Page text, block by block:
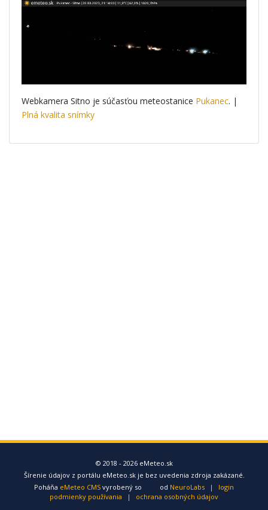
Webkamera Sitno je súčasťou meteostanice Pukanec. |
Plná kvalita snímky
© 2018 - 2026 eMeteo.sk
Šírenie údajov z portálu eMeteo.sk je bez uvedenia zdroja zakázané.
Poháňa eMeteo CMS vyrobený so od NeuroLabs |
login
podmienky používania
| ochrana osobných údajov